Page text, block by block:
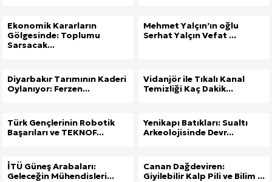
Ekonomik Kararların
Gölgesinde: Toplumu
Sarsacak...
Mehmet Yalçın’ın oğlu
Serhat Yalçın Vefat ...
Diyarbakır Tarımının Kaderi
Oylanıyor: Ferzen...
Vidanjör ile Tıkalı Kanal
Temizliği Kaç Dakik...
Türk Gençlerinin Robotik
Başarıları ve TEKNOF...
Yenikapı Batıkları: Sualtı
Arkeolojisinde Devr...
İTÜ Güneş Arabaları:
Geleceğin Mühendisleri...
Canan Dağdeviren:
Giyilebilir Kalp Pili ve Bilim ...